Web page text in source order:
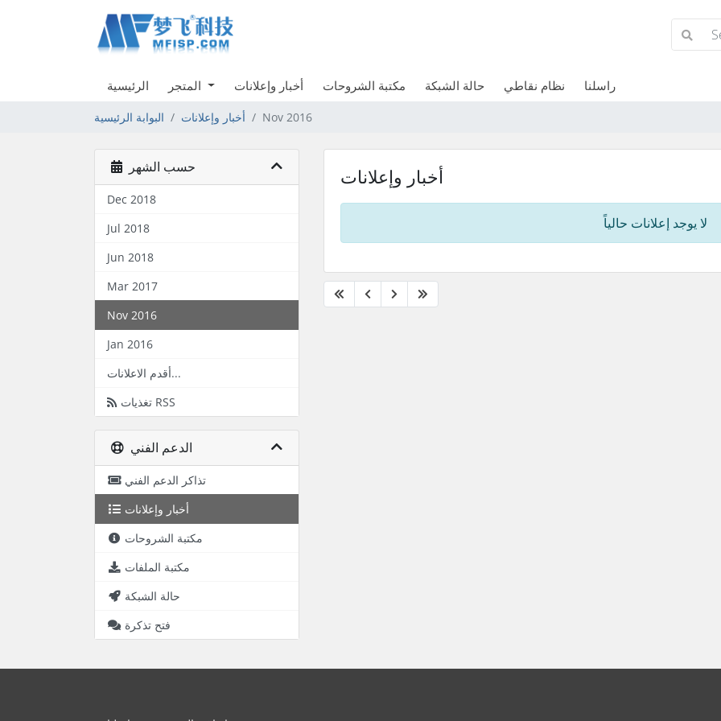
الرئيسية أخبار وإعلانات مكتبة الشروحات حالة الشبكة نظام نقاطي راسلنا
البوابة الرئيسية أخبار وإعلانات Nov 2016
حسب الشهر
Dec 2018
Jul 2018
Jun 2018
Mar 2017
Nov 2016
Jan 2016
أقدم الاعلانات...
تغذيات RSS
الدعم الفني
تذاكر الدعم الفني
أخبار وإعلانات
مكتبة الشروحات
مكتبة الملفات
حالة الشبكة
فتح تذكرة
أخبار وإعلانات
لا يوجد إعلانات حالياً